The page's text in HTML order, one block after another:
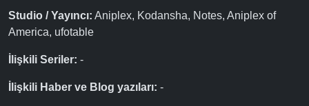
Studio / Yayıncı: Aniplex, Kodansha, Notes, Aniplex of
America, ufotable
İlişkili Seriler: -
İlişkili Haber ve Blog yazıları: -